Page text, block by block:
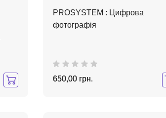
PROSYSTEM : Цифрова
фотографія
650,00 грн.